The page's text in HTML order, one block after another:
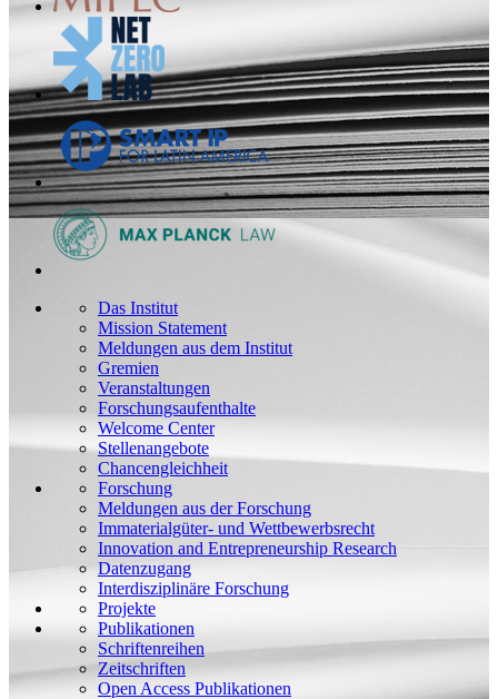
Das Institut
Mission Statement
Meldungen aus dem Institut
Gremien
Veranstaltungen
Forschungsaufenthalte
Welcome Center
Stellenangebote
Chancengleichheit
Forschung
Meldungen aus der Forschung
Immaterialgüter- und Wettbewerbsrecht
Innovation and Entrepreneurship Research
Datenzugang
Interdisziplinäre Forschung
Projekte
Publikationen
Schriftenreihen
Zeitschriften
Open Access Publikationen